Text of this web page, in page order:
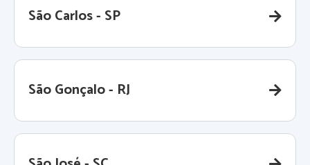
São Carlos - SP
São Gonçalo - RJ